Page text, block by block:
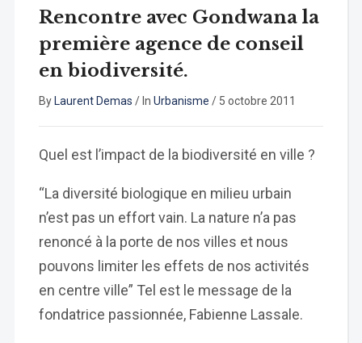
Rencontre avec Gondwana la
première agence de conseil
en biodiversité.
By Laurent Demas / In Urbanisme / 5 octobre 2011
Quel est l’impact de la biodiversité en ville ?
“La diversité biologique en milieu urbain
n’est pas un effort vain. La nature n’a pas
renoncé à la porte de nos villes et nous
pouvons limiter les effets de nos activités
en centre ville” Tel est le message de la
fondatrice passionnée, Fabienne Lassale.